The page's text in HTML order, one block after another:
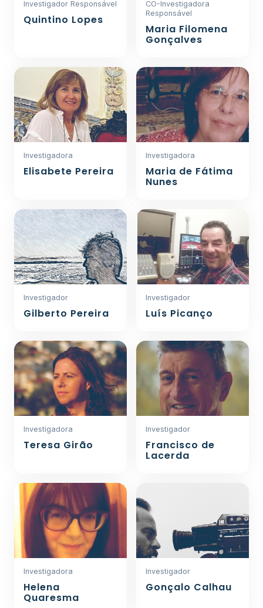
Investigador Responsável
Quintino Lopes
CO-Investigadora
Responsável
Maria Filomena
Gonçalves
Investigadora
Elisabete Pereira
Investigadora
Maria de Fátima
Nunes
Investigador
Gilberto Pereira
Investigador
Luís Picanço
Investigadora
Teresa Girão
Investigador
Francisco de
Lacerda
Investigadora
Helena
Quaresma
Investigador
Gonçalo Calhau